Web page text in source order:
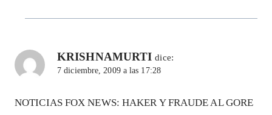
KRISHNAMURTI dice:
7 diciembre, 2009 a las 17:28
NOTICIAS FOX NEWS: HAKER Y FRAUDE AL GORE